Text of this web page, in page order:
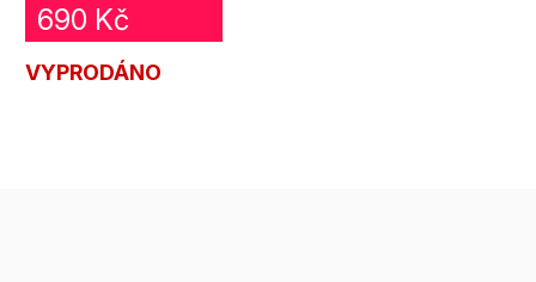
690 Kč
VYPRODÁNO